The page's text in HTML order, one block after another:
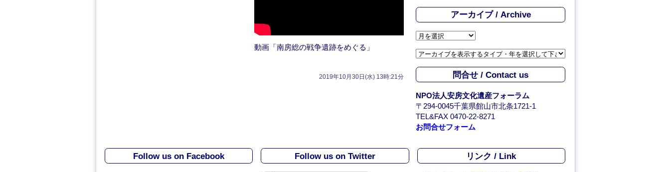
動画「南房総の戦争遺跡をめぐる」
2019年10月30日(水) 13時:21分
アーカイブ / Archive
ア
カ
イ
ブ
A
r
c
h
v
e
問合せ / Contact us
NPO法人安房文化遺産フォーラム
〒294-0045千葉県館山市北条1721-1
TEL&FAX 0470-22-8271
お問合せフォーム
Follow us on Facebook Follow us on Twitter リンク / Link